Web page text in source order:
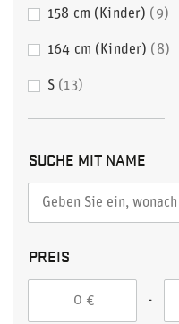
158 cm (Kinder) 9
164 cm (Kinder) 8
S 13
SUCHE MIT NAME
PREIS
€ -